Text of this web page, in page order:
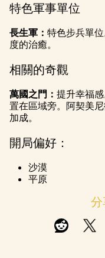
特色軍事單位
長生軍： 特色步兵單
度的治癒。
相關的奇觀
萬國之門： 提升幸福
置在區域旁。阿契美
加成。
開局偏好：
沙漠
平原